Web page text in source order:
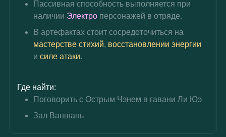
Пассивная способность выполняется при
наличии Электро персонажей в отряде.
В артефактах стоит сосредоточиться на
мастерстве стихий, восстановлении энергии
и силе атаки.
Где найти:
Поговорить с Острым Чэнем в гавани Ли Юэ
Зал Ваншань